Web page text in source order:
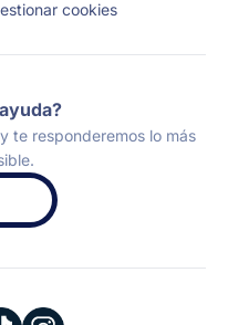
cookies
te responderemos lo más